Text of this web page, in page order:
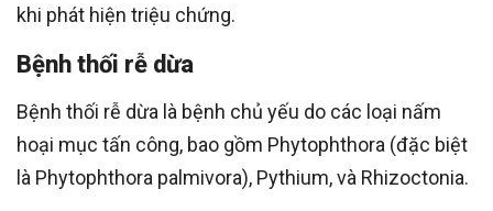
khi phát hiện triệu chứng.
Bệnh thối rễ dừa
Bệnh thối rễ dừa là bệnh chủ yếu do các loại nấm
hoại mục tấn công, bao gồm Phytophthora (đặc biệt
là Phytophthora palmivora), Pythium, và Rhizoctonia.